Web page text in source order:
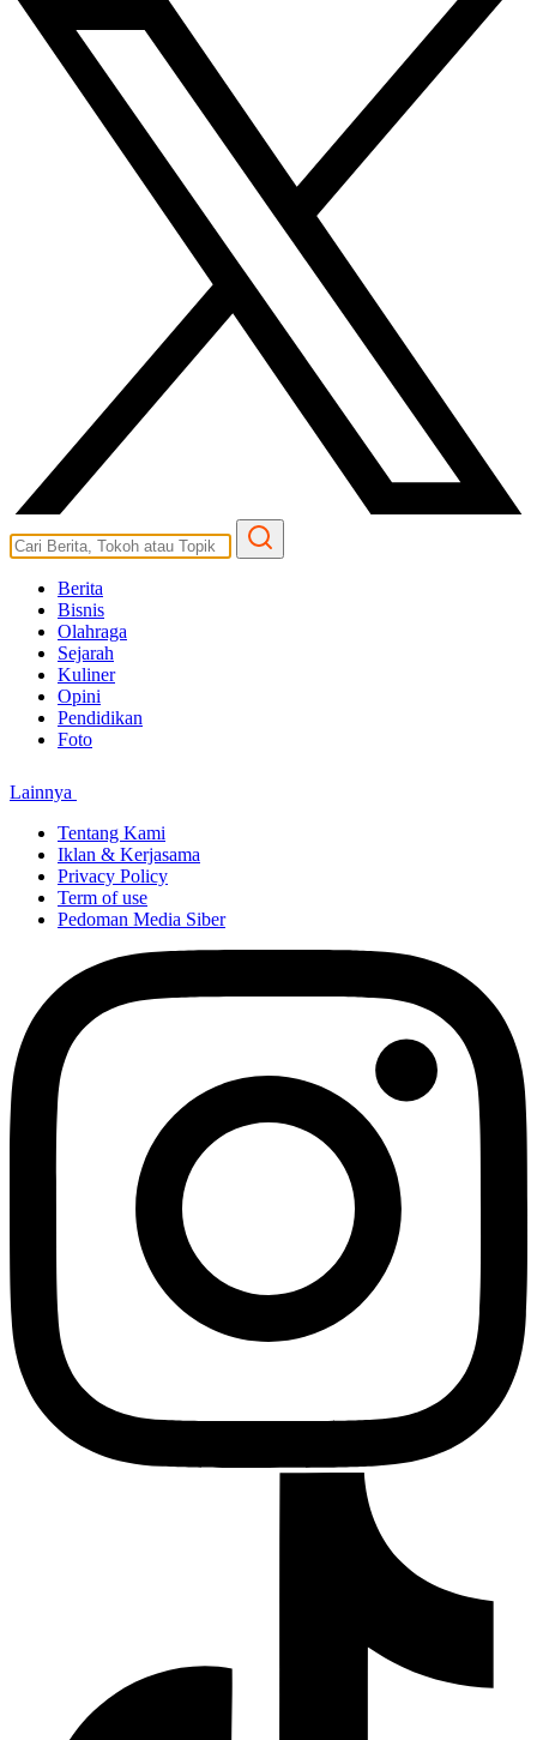
Berita
Bisnis
Olahraga
Sejarah
Kuliner
Opini
Pendidikan
Foto
Lainnya
Tentang Kami
Iklan & Kerjasama
Privacy Policy
Term of use
Pedoman Media Siber